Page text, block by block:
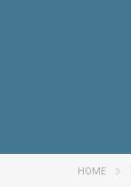
HOME